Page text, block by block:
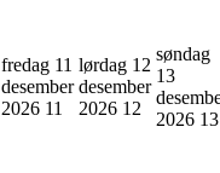
fredag 11
desember
2026 11
lørdag 12
desember
2026 12
søndag
13
2026 13